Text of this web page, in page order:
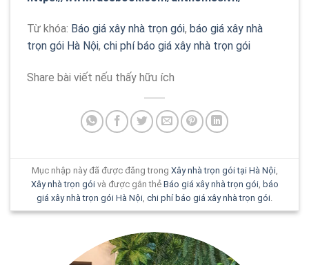
Từ khóa: Báo giá xây nhà trọn gói, báo giá xây nhà
trọn gói Hà Nội, chi phí báo giá xây nhà trọn gói
Share bài viết nếu thấy hữu ích
Mục nhập này đã được đăng trong Xây nhà trọn gói tại Hà Nội
Xây nhà trọn gói và được gắn thẻ Báo giá xây nhà trọn gói báo
giá xây nhà trọn gói Hà Nội chi phí báo giá xây nhà trọn gói